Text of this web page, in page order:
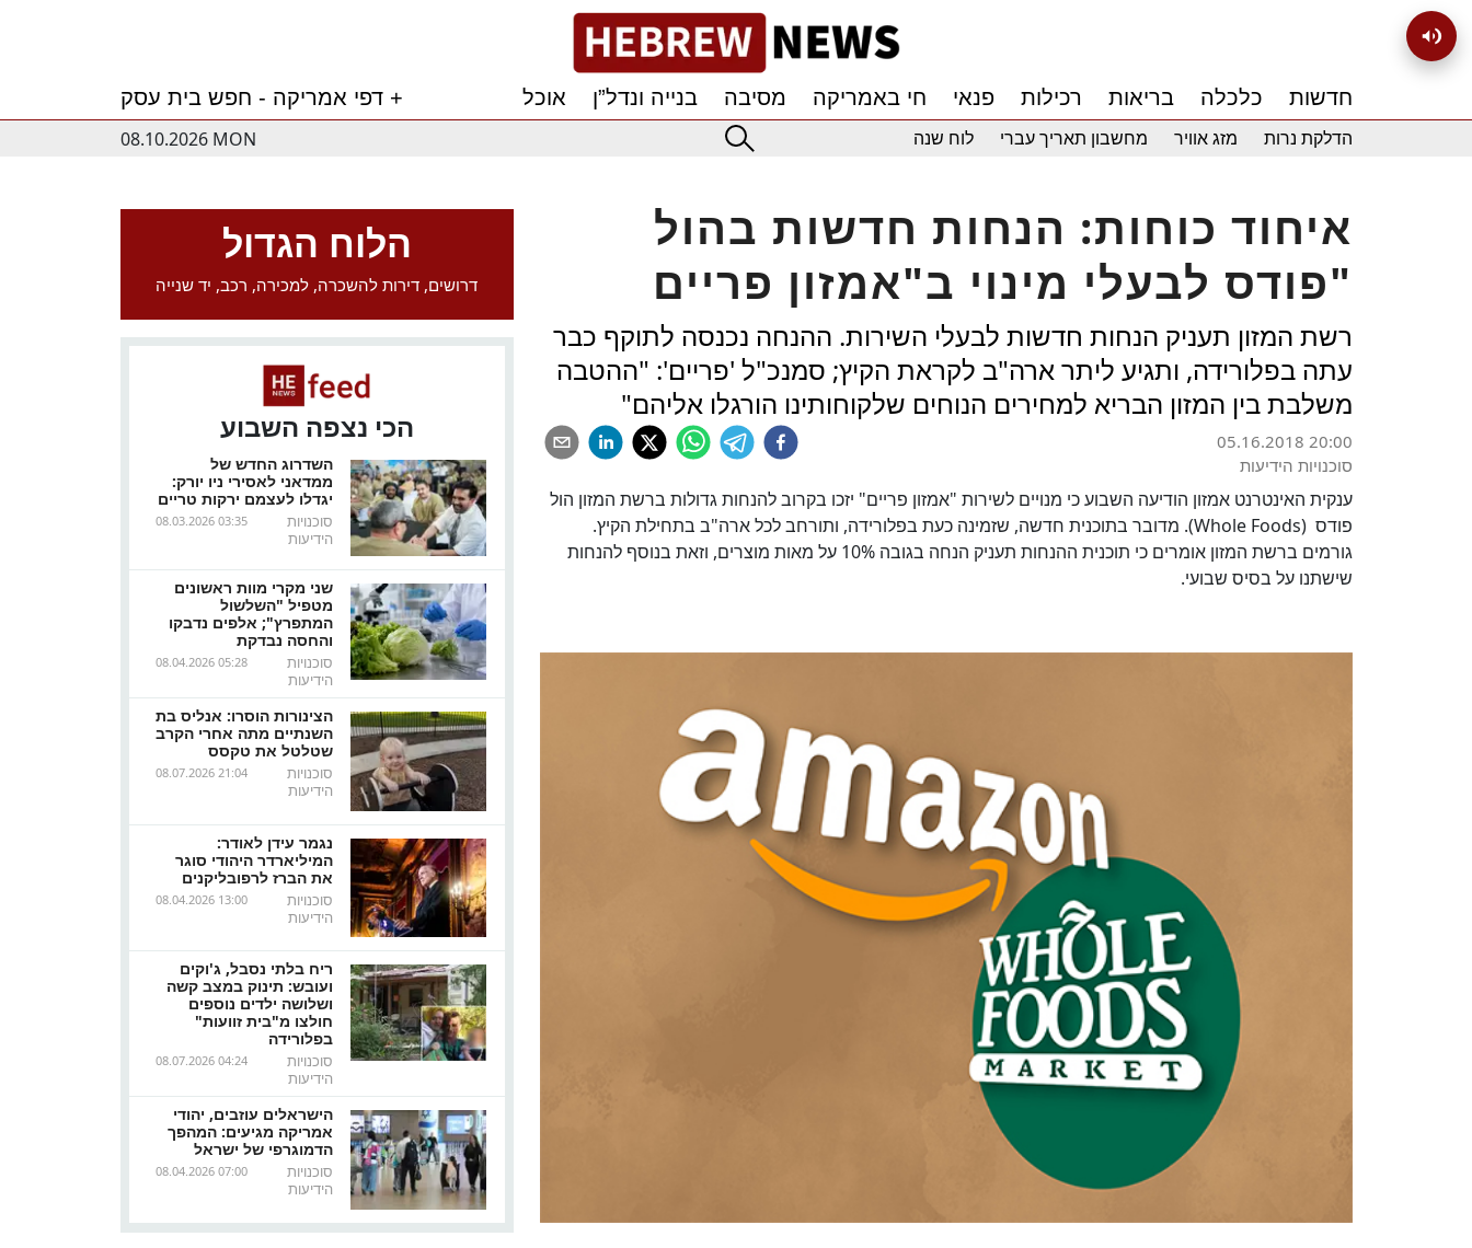
דפי אמריקה - חפש בית עסק + חדשות כלכלה בריאות רכילות פנאי חי באמריקה מסיבה בנייה ונדל”ן
אוכל
08.10.2026 MON
הדלקת נרות מזג אוויר מחשבון תאריך עברי לוח שנה
הלוח הגדול
דרושים, דירות להשכרה, למכירה, רכב, יד שנייה
הכי נצפה השבוע
השדרוג החדש של
ממדאני לאסירי ניו יורק:
יגדלו לעצמם ירקות טריים
08.03.2026 03:35
סוכנויות
הידיעות
שני מקרי מוות ראשונים
מטפיל "השלשול
המתפרץ"; אלפים נדבקו
והחסה נבדקת
08.04.2026 05:28
סוכנויות
הידיעות
הצינורות הוסרו: אנליס בת
השנתיים מתה אחרי הקרב
שטלטל את טקסס
08.07.2026 21:04
סוכנויות
הידיעות
נגמר עידן לאודר:
המיליארדר היהודי סוגר
את הברז לרפובליקנים
08.04.2026 13:00
סוכנויות
הידיעות
ריח בלתי נסבל, ג'וקים
ועובש: תינוק במצב קשה
ושלושה ילדים נוספים
חולצו מ"בית זוועות"
בפלורידה
08.07.2026 04:24
סוכנויות
הידיעות
הישראלים עוזבים, יהודי
אמריקה מגיעים: המהפך
הדמוגרפי של ישראל
08.04.2026 07:00
סוכנויות
הידיעות
איחוד כוחות: הנחות חדשות בהול
פודס לבעלי מינוי ב"אמזון פריים"
רשת המזון תעניק הנחות חדשות לבעלי השירות. ההנחה נכנסה לתוקף כבר
עתה בפלורידה, ותגיע ליתר ארה"ב לקראת הקיץ; סמנכ"ל 'פריים': "ההטבה
משלבת בין המזון הבריא למחירים הנוחים שלקוחותינו הורגלו אליהם"
05.16.2018 20:00
סוכנויות הידיעות
ענקית האינטרנט אמזון הודיעה השבוע כי מנויים לשירות "אמזון פריים" יזכו בקרוב להנחות גדולות ברשת המזון הול
פודס (Whole Foods). מדובר בתוכנית חדשה, שזמינה כעת בפלורידה, ותורחב לכל ארה"ב בתחילת הקיץ.
גורמים ברשת המזון אומרים כי תוכנית ההנחות תעניק הנחה בגובה 10% על מאות מוצרים, וזאת בנוסף להנחות
שישתנו על בסיס שבועי.